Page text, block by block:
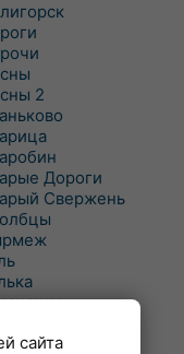
2
Дороги
Свержень
Бояры
сайта